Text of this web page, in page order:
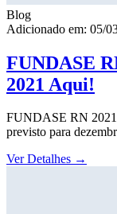
Blog
Adicionado em: 05/
FUNDASE
2021 Aqui!
FUNDASE RN
previsto para
Ver Detalhes →